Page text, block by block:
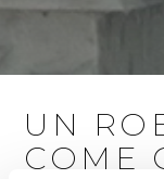
UN
COME